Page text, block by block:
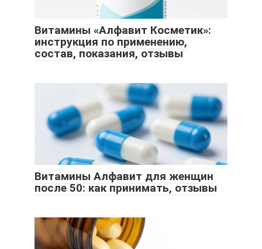
Витамины «Алфавит Косметик»:
инструкция по применению,
состав, показания, отзывы
Витамины Алфавит для женщин
после 50: как принимать, отзывы